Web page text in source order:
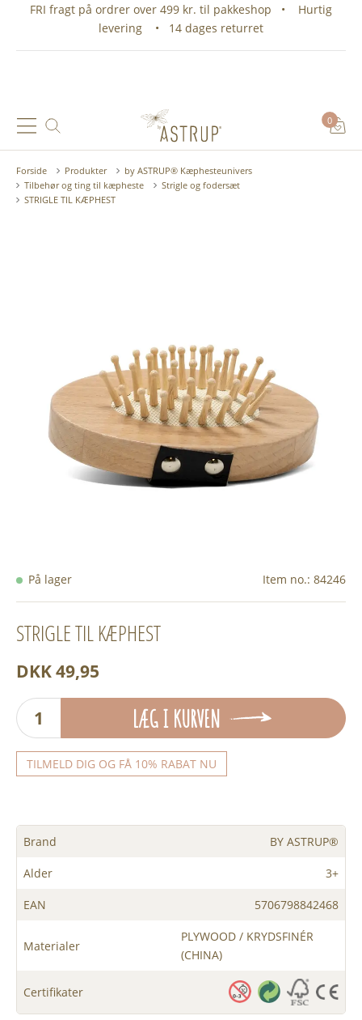
FRI fragt på ordrer over 499 kr. til pakkeshop • Hurtig
levering • 14 dages returret
0
Forside Produkter
by ASTRUP® Kæphesteunivers
Tilbehør og ting til kæpheste
Strigle og fodersæt
STRIGLE TIL KÆPHEST
På lager Item no.: 84246
STRIGLE TIL KÆPHEST
DKK 49,95
LÆG I KURVEN
TILMELD DIG OG FÅ 10% RABAT NU
Brand BY ASTRUP®
Alder 3+
EAN 5706798842468
Materialer
PLYWOOD / KRYDSFINÉR
(CHINA)
Certifikater